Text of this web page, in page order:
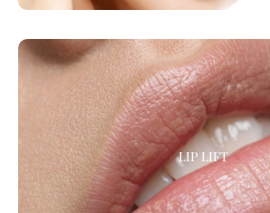
LIP LIFT
LIP LIFT
LIP LIFT – dai una forma piu’ armoniosa